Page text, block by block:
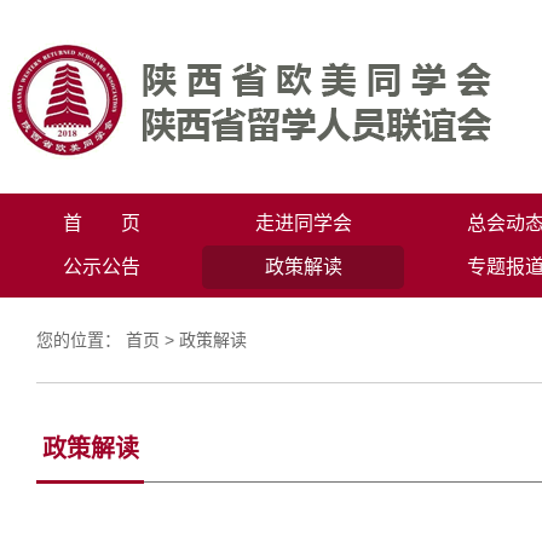
首 页 走进同学会 总会动
公示公告 政策解读 专题报
您的位置： 首页 > 政策解读
政策解读